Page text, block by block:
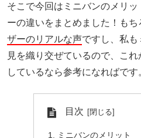
そこで今回はミニバンのメリ
ーの違いをまとめました！もち
ザーのリアルな声ですし、私
見を織り交ぜているので、こ
しているなら参考になればです
目次
ミニバンのメリット